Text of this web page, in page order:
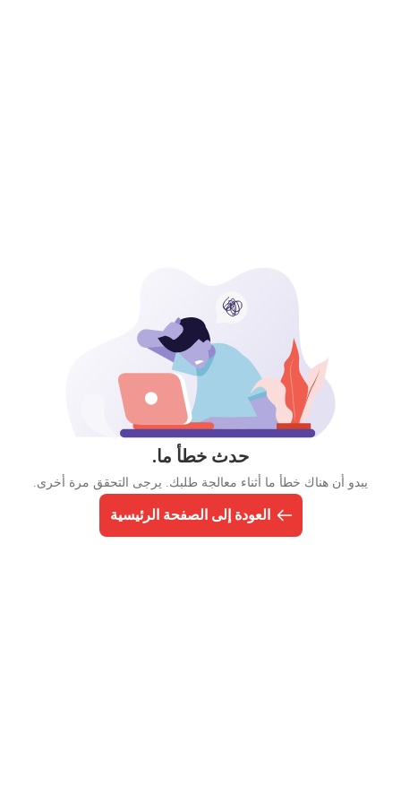
حدث خطأ ما.
يبدو أن هناك خطأ ما أثناء معالجة طلبك. يرجى التحقق مرة أخرى.
العودة إلى الصفحة الرئيسية